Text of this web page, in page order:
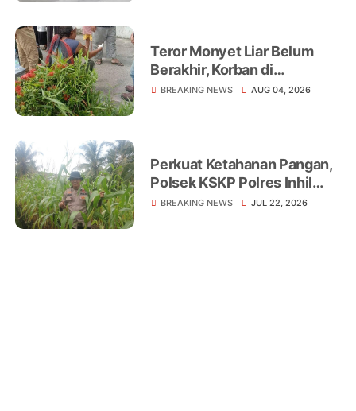
Teror Monyet Liar Belum
Berakhir, Korban di
Tembilahan Terus
BREAKING NEWS AUG 04, 2026
Perkuat Ketahanan Pangan,
Polsek KSKP Polres Inhil
Turun Langsung Dampingi
BREAKING NEWS JUL 22, 2026